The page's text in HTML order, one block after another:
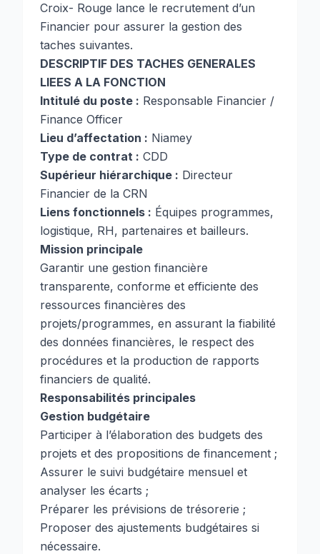
Croix- Rouge lance le recrutement d’un
Financier pour assurer la gestion des
taches suivantes.
DESCRIPTIF DES TACHES GENERALES
LIEES A LA FONCTION
Intitulé du poste : Responsable Financier /
Finance Officer
Lieu d’affectation : Niamey
Type de contrat : CDD
Supérieur hiérarchique : Directeur
Financier de la CRN
Liens fonctionnels : Équipes programmes,
logistique, RH, partenaires et bailleurs.
Mission principale
Garantir une gestion financière
transparente, conforme et efficiente des
ressources financières des
projets/programmes, en assurant la fiabilité
des données financières, le respect des
procédures et la production de rapports
financiers de qualité.
Responsabilités principales
Gestion budgétaire
Participer à l’élaboration des budgets des
projets et des propositions de financement ;
Assurer le suivi budgétaire mensuel et
analyser les écarts ;
Préparer les prévisions de trésorerie ;
Proposer des ajustements budgétaires si
nécessaire.